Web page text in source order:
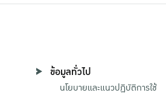
ข้อมูลทั่วไป
นโยบายและแนวปฏิบัติการใช้